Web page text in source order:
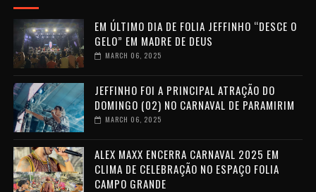
EM ÚLTIMO DIA DE FOLIA JEFFINHO “DESCE O
GELO” EM MADRE DE DEUS
MARCH 06, 2025
JEFFINHO FOI A PRINCIPAL ATRAÇÃO DO
DOMINGO (02) NO CARNAVAL DE PARAMIRIM
MARCH 06, 2025
ALEX MAXX ENCERRA CARNAVAL 2025 EM
CLIMA DE CELEBRAÇÃO NO ESPAÇO FOLIA
CAMPO GRANDE